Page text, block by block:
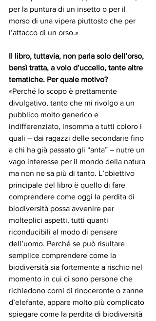
per la puntura di un insetto o per il
morso di una vipera piuttosto che per
l’attacco di un orso.»
Il libro, tuttavia, non parla solo dell’orso,
bensì tratta, a volo d’uccello, tante altre
tematiche. Per quale motivo?
«Perché lo scopo è prettamente
divulgativo, tanto che mi rivolgo a un
pubblico molto generico e
indifferenziato, insomma a tutti coloro i
quali – dai ragazzi delle secondarie fino
a chi ha già passato gli “anta” – nutre un
vago interesse per il mondo della natura
ma non ne sa più di tanto. L’obiettivo
principale del libro è quello di fare
comprendere come oggi la perdita di
biodiversità possa avvenire per
molteplici aspetti, tutti quanti
riconducibili al modo di pensare
dell’uomo. Perché se può risultare
semplice comprendere come la
biodiversità sia fortemente a rischio nel
momento in cui ci sono persone che
richiedono corni di rinoceronte o zanne
d’elefante, appare molto più complicato
spiegare come la perdita di biodiversità